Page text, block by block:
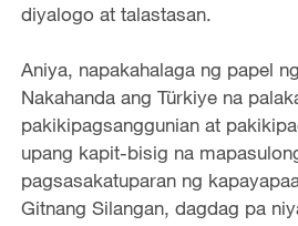
diyalogo at talastasan.
Aniya, napakahalaga ng papel
Nakahanda ang Türkiyena
pakikipagsanggunian at
upang kapit-bisig na
pagsasakatuparan ng
Gitnang Silangan, dagdag pa